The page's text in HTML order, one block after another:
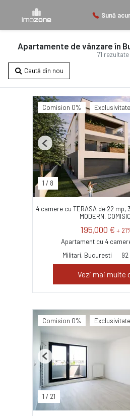
Sună
71 rezultate
Apartamente de vânzare în
Caută din nou
Comision 0% Exclusivitate
1 / 8
Previous
4 camere cu TERASA de 22 mp,
MODERN,
195,000 € +
Apartament cu 4
Militari, Bucuresti
92
Vezi mai multe
Comision 0% Exclusivitate
1 / 21
Previous